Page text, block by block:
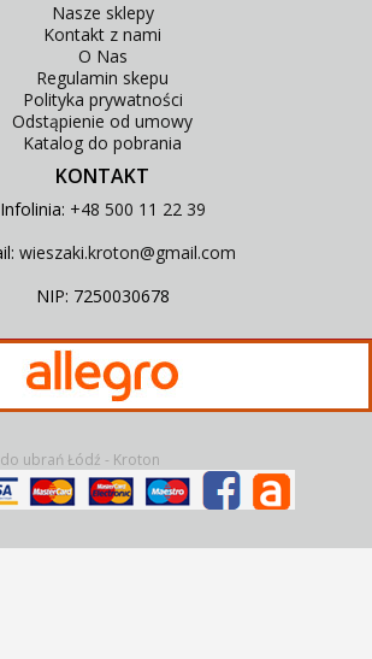
Nasze sklepy
Kontakt z nami
O Nas
Regulamin skepu
Polityka prywatności
Odstąpienie od umowy
Katalog do pobrania
KONTAKT
Infolinia: +48 500 11 22 39
wieszaki.kroton@gmail.com
NIP: 7250030678
ubrań Łódź - Kroton